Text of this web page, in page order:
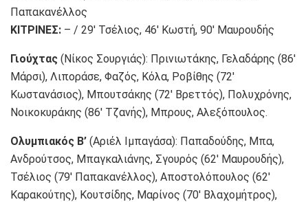
Παπακανέλλος
ΚΙΤΡΙΝΕΣ: – / 29′ Τσέλιος, 46′ Κωστή, 90′ Μαυρουδής
Γιούχτας (Νίκος Σουργιάς): Πρινιωτάκης, Γελαδάρης (86′
Μάρσι), Λιποράσε, Φαζός, Κόλα, Ροβίθης (72′
Κωστανάσιος), Μπουτσάκης (72′ Βρεττός), Πολυχρόνης,
Νοικοκυράκης (86′ Τζανής), Μπρους, Αλεξόπουλος.
Ολυμπιακός Β’ (Αριέλ Ιμπαγάσα): Παπαδούδης, Μπα,
Ανδρούτσος, Μπαγκαλιάνης, Σγουρός (62′ Μαυρουδής),
Τσέλιος (79′ Παπακανέλλος), Αποστολόπουλος (62′
Καρακούτης), Κουτσίδης, Μαρίνος (70′ Βλαχομήτρος),